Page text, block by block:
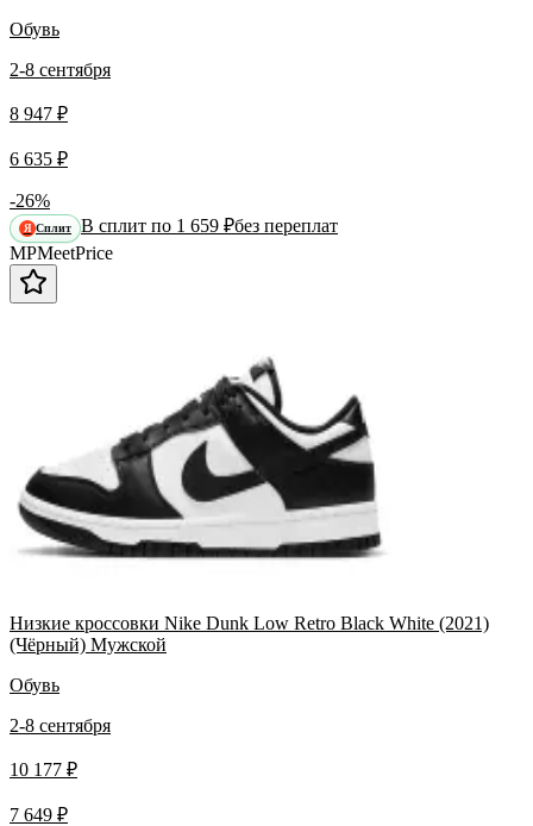
Обувь
2-8 сентября
8 947 ₽
6 635 ₽
-26%
Я Сплит В сплит по 1 659 ₽без переплат
MPMeetPrice
Низкие кроссовки Nike Dunk Low Retro Black White (2021)
(Чёрный) Мужской
Обувь
2-8 сентября
10 177 ₽
7 649 ₽